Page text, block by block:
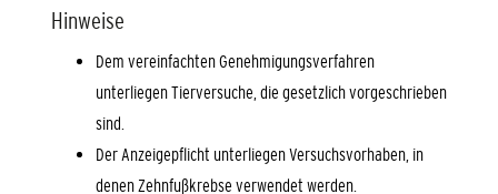
Hinweise
Dem vereinfachten Genehmigungsverfahren
unterliegen Tierversuche, die gesetzlich vorgeschrieben
sind.
Der Anzeigepflicht unterliegen Versuchsvorhaben, in
denen Zehnfußkrebse verwendet werden.